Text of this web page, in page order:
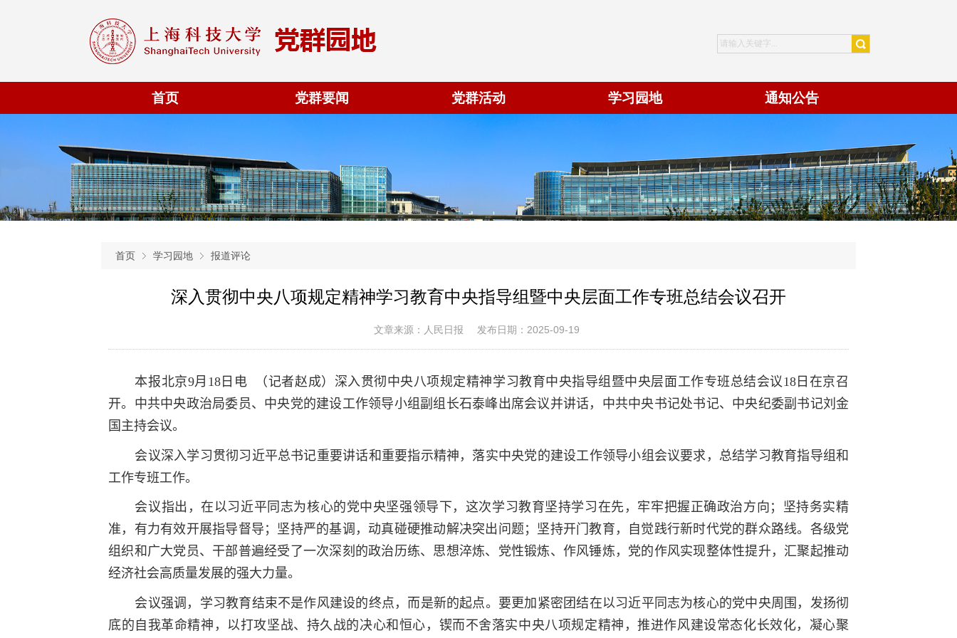
首页 党群要闻 党群活动 学习园地 通知公告
首页 学习园地 报道评论
深入贯彻中央八项规定精神学习教育中央指导组暨中央层面工作专班总结会议召开
文章来源：人民日报 发布日期：2025-09-19
本报北京9月 18日电 （记者赵成）深入贯彻中央八项规定精神学习教育中央指导组暨中央层面工作专班总结会议 18日在京召
开。中共中央政治局委员、中央党的建设工作领导小组副组长石泰峰出席会议并讲话，中共中央书记处书记、中央纪委副书记刘金
国主持会议。
会议深入学习贯彻习近平总书记重要讲话和重要指示精神，落实中央党的建设工作领导小组会议要求，总结学习教育指导组和
工作专班工作。
会议指出，在以习近平同志为核心的党中央坚强领导下，这次学习教育坚持学习在先，牢牢把握正确政治方向；坚持务实精
准，有力有效开展指导督导；坚持严的基调，动真碰硬推动解决突出问题；坚持开门教育，自觉践行新时代党的群众路线。各级党
组织和广大党员、干部普遍经受了一次深刻的政治历练、思想淬炼、党性锻炼、作风锤炼，党的作风实现整体性提升，汇聚起推动
经济社会高质量发展的强大力量。
会议强调，学习教育结束不是作风建设的终点，而是新的起点。要更加紧密团结在以习近平同志为核心的党中央周围，发扬彻
底的自我革命精神，以打攻坚战、持久战的决心和恒心，锲而不舍落实中央八项规定精神，推进作风建设常态化长效化，凝心聚